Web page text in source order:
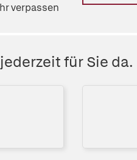
verpassen
für Sie da.